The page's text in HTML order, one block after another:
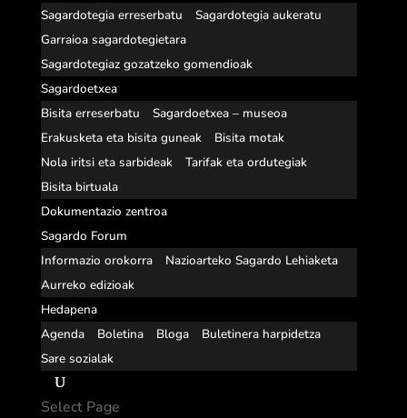
Sagardotegia erreserbatu
Sagardotegia aukeratu
Garraioa sagardotegietara
Sagardotegiaz gozatzeko gomendioak
Sagardoetxea
Bisita erreserbatu
Sagardoetxea – museoa
Erakusketa eta bisita guneak
Bisita motak
Nola iritsi eta sarbideak
Tarifak eta ordutegiak
Bisita birtuala
Dokumentazio zentroa
Sagardo Forum
Informazio orokorra
Nazioarteko Sagardo Lehiaketa
Aurreko edizioak
Hedapena
Agenda
Boletina Bloga
Buletinera harpidetza
Sare sozialak
Select Page